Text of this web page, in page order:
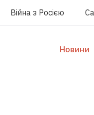
Війна з Росією
Новини